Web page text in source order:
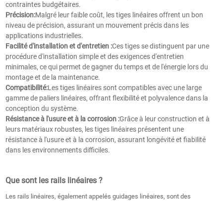
contraintes budgétaires.
Précision:Malgré leur faible coût, les tiges linéaires offrent un bon
niveau de précision, assurant un mouvement précis dans les
applications industrielles.
Facilité d'installation et d'entretien :Ces tiges se distinguent par une
procédure d'installation simple et des exigences d'entretien
minimales, ce qui permet de gagner du temps et de l'énergie lors du
montage et de la maintenance.
Compatibilité:Les tiges linéaires sont compatibles avec une large
gamme de paliers linéaires, offrant flexibilité et polyvalence dans la
conception du système.
Résistance à l'usure et à la corrosion :Grâce à leur construction et à
leurs matériaux robustes, les tiges linéaires présentent une
résistance à l'usure et à la corrosion, assurant longévité et fiabilité
dans les environnements difficiles.
Que sont les rails linéaires ?
Les rails linéaires, également appelés guidages linéaires, sont des